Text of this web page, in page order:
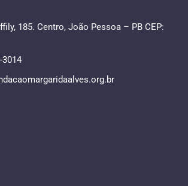
185. Centro, João Pessoa – PB CEP:
3014